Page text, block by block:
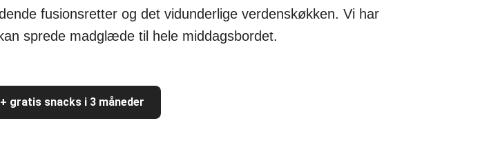
fusionsretter og det vidunderlige verdenskøkken. Vi har
sprede madglæde til hele middagsbordet.
gratis snacks i 3 måneder